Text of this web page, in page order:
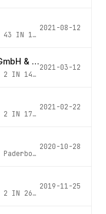
43 IN 146/21
2021-08-12
DomTech Baudienstleistungen GmbH & Co. KG
2 IN 140/20
2021-03-12
2 IN 173/20
2021-02-22
Paderborn
2020-10-28
2 IN 269/19
2019-11-25